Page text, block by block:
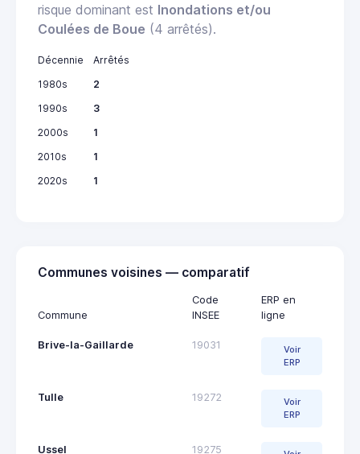
risque dominant est Inondations et/ou
Coulées de Boue (4 arrêtés).
Décennie
Arrêtés
1980s
2
1990s
3
2000s
1
2010s
1
2020s
1
Communes voisines — comparatif
Commune
Code
INSEE
ERP en
ligne
Brive-la-Gaillarde 19031
Voir
ERP
Tulle 19272
Voir
ERP
Ussel 19275